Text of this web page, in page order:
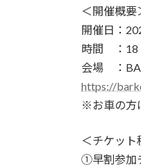
＜開催概要
開催日：
時間 ：18
会場 ：
https://
※お車の方
＜チケット
①早割参加